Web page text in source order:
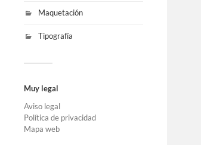
Maquetación
Tipografía
Muy legal
Aviso legal
Política de privacidad
Mapa web